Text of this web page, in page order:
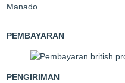
Manado
PEMBAYARAN
PENGIRIMAN